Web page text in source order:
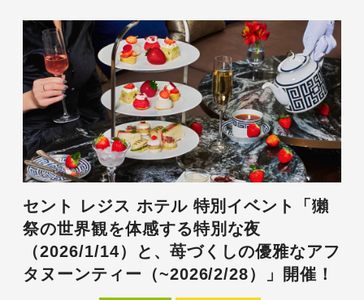
セント レジス ホテル 特別イベント「獺
祭の世界観を体感する特別な夜
（2026/1/14）と、苺づくしの優雅なアフ
タヌーンティー（~2026/2/28）」開催！